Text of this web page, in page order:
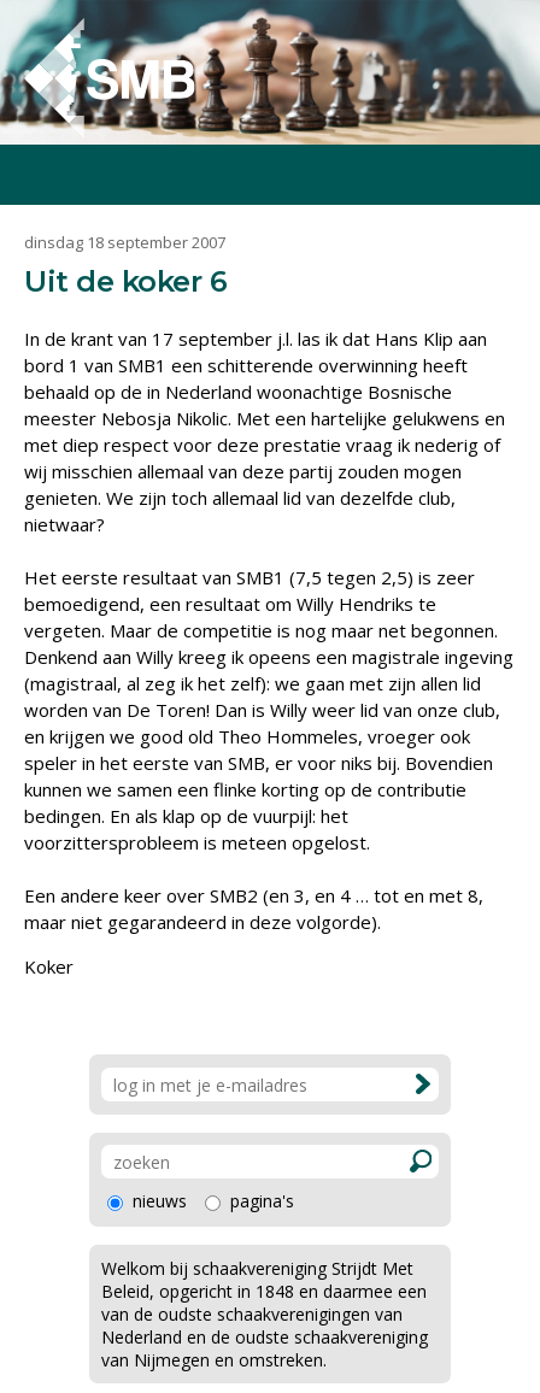
dinsdag 18 september 2007
Uit de koker 6
In de krant van 17 september j.l. las ik dat Hans Klip aan
bord 1 van SMB1 een schitterende overwinning heeft
behaald op de in Nederland woonachtige Bosnische
meester Nebosja Nikolic. Met een hartelijke gelukwens en
met diep respect voor deze prestatie vraag ik nederig of
wij misschien allemaal van deze partij zouden mogen
genieten. We zijn toch allemaal lid van dezelfde club,
nietwaar?
Het eerste resultaat van SMB1 (7,5 tegen 2,5) is zeer
bemoedigend, een resultaat om Willy Hendriks te
vergeten. Maar de competitie is nog maar net begonnen.
Denkend aan Willy kreeg ik opeens een magistrale ingeving
(magistraal, al zeg ik het zelf): we gaan met zijn allen lid
worden van De Toren! Dan is Willy weer lid van onze club,
en krijgen we good old Theo Hommeles, vroeger ook
speler in het eerste van SMB, er voor niks bij. Bovendien
kunnen we samen een flinke korting op de contributie
bedingen. En als klap op de vuurpijl: het
voorzittersprobleem is meteen opgelost.
Een andere keer over SMB2 (en 3, en 4 … tot en met 8,
maar niet gegarandeerd in deze volgorde).
Koker
nieuws pagina's
Welkom bij schaakvereniging Strijdt Met
Beleid, opgericht in 1848 en daarmee een
van de oudste schaakverenigingen van
Nederland en de oudste schaakvereniging
van Nijmegen en omstreken.